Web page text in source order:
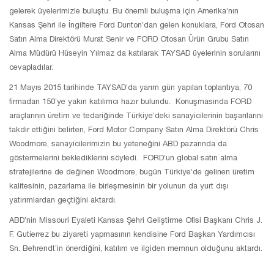
gelerek üyelerimizle buluştu. Bu önemli buluşma için Amerika’nın
Kansas Şehri ile İngiltere Ford Dunton’dan gelen konuklara, Ford Otosan
Satın Alma Direktörü Murat Senir ve FORD Otosan Ürün Grubu Satın
Alma Müdürü Hüseyin Yılmaz da katılarak TAYSAD üyelerinin sorularını
cevapladılar.
21 Mayıs 2015 tarihinde TAYSAD’da yarım gün yapılan toplantıya, 70
firmadan 150’ye yakın katılımcı hazır bulundu. Konuşmasında FORD
araçlarının üretim ve tedariğinde Türkiye’deki sanayicilerinin başarılarını
takdir ettiğini belirten, Ford Motor Company Satın Alma Direktörü Chris
Woodmore, sanayicilerimizin bu yeteneğini ABD pazarında da
göstermelerini beklediklerini söyledi. FORD’un global satın alma
stratejilerine de değinen Woodmore, bugün Türkiye’de gelinen üretim
kalitesinin, pazarlama ile birleşmesinin bir yolunun da yurt dışı
yatırımlardan geçtiğini aktardı.
ABD’nin Missouri Eyaleti Kansas Şehri Geliştirme Ofisi Başkanı Chris J.
F. Gutierrez bu ziyareti yapmasının kendisine Ford Başkan Yardımcısı
Sn. Behrendt’in önerdiğini, katılım ve ilgiden memnun olduğunu aktardı.